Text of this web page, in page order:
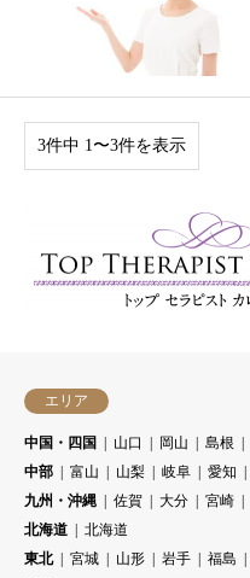
3件中 1〜3件を表示
エリア
中国・四国 山口 岡山 島根
中部
富山 山梨 岐阜 愛知
九州・沖縄
佐賀 大分 宮崎
北海道
北海道
東北
宮城 山形 岩手 福島